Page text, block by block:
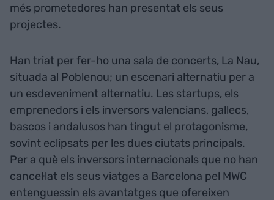
més prometedores han presentat els seus
projectes.
Han triat per fer-ho una sala de concerts, La Nau,
situada al Poblenou; un escenari alternatiu per a
un esdeveniment alternatiu. Les startups, els
emprenedors i els inversors valencians, gallecs,
bascos i andalusos han tingut el protagonisme,
sovint eclipsats per les dues ciutats principals.
Per a què els inversors internacionals que no han
cancel·lat els seus viatges a Barcelona pel MWC
entenguessin els avantatges que ofereixen